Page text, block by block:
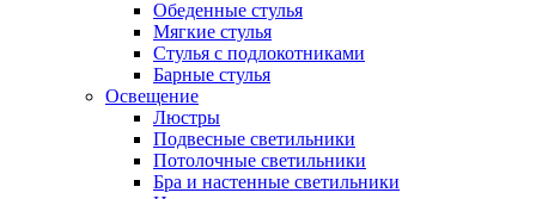
Обеденные стулья
Мягкие стулья
Стулья с подлокотниками
Барные стулья
Освещение
Люстры
Подвесные светильники
Потолочные светильники
Бра и настенные светильники